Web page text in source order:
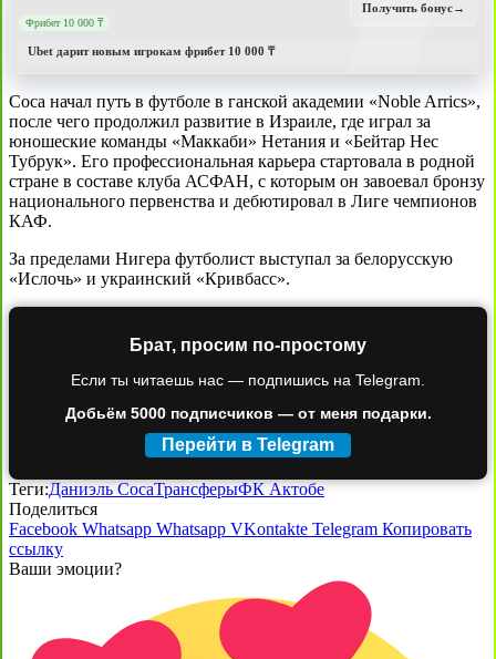
Фрибет 10 000 ₸
Ubet дарит новым игрокам фрибет 10 000 ₸
Получить бонус→
Соса начал путь в футболе в ганской академии «Noble Arrics»,
после чего продолжил развитие в Израиле, где играл за
юношеские команды «Маккаби» Нетания и «Бейтар Нес
Тубрук». Его профессиональная карьера стартовала в родной
стране в составе клуба АСФАН, с которым он завоевал бронзу
национального первенства и дебютировал в Лиге чемпионов
КАФ.
За пределами Нигера футболист выступал за белорусскую
«Ислочь» и украинский «Кривбасс».
Брат, просим по-простому
Если ты читаешь нас — подпишись на Telegram.
Добьём 5000 подписчиков — от меня подарки.
Перейти в Telegram
Теги:Даниэль СосаТрансферыФК Актобе
Поделиться
Facebook Whatsapp Whatsapp VKontakte Telegram Копировать
ссылку
Ваши эмоции?